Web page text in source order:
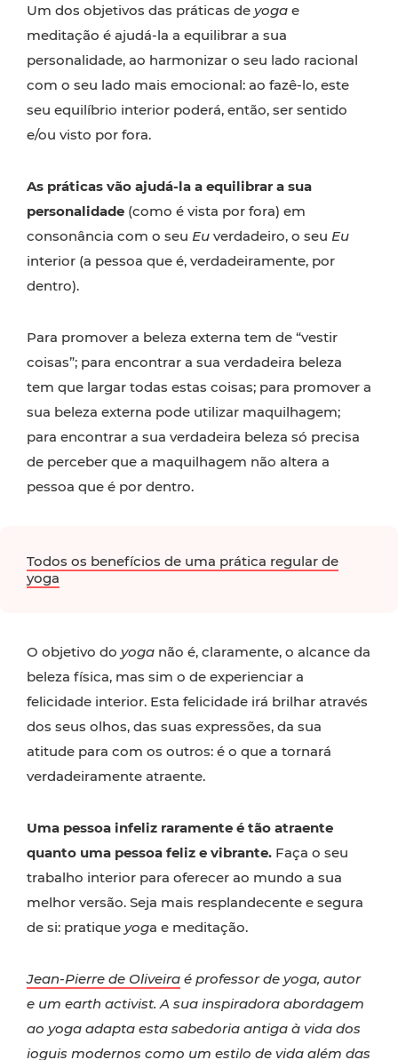
Um dos objetivos das práticas de yoga e
meditação é ajudá-la a equilibrar a sua
personalidade, ao harmonizar o seu lado racional
com o seu lado mais emocional: ao fazê-lo, este
seu equilíbrio interior poderá, então, ser sentido
e/ou visto por fora.
As práticas vão ajudá-la a equilibrar a sua
personalidade (como é vista por fora) em
consonância com o seu Eu verdadeiro, o seu Eu
interior (a pessoa que é, verdadeiramente, por
dentro).
Para promover a beleza externa tem de “vestir
coisas”; para encontrar a sua verdadeira beleza
tem que largar todas estas coisas; para promover a
sua beleza externa pode utilizar maquilhagem;
para encontrar a sua verdadeira beleza só precisa
de perceber que a maquilhagem não altera a
pessoa que é por dentro.
Todos os benefícios de uma prática regular de
yoga
O objetivo do yoga não é, claramente, o alcance da
beleza física, mas sim o de experienciar a
felicidade interior. Esta felicidade irá brilhar através
dos seus olhos, das suas expressões, da sua
atitude para com os outros: é o que a tornará
verdadeiramente atraente.
Uma pessoa infeliz raramente é tão atraente
quanto uma pessoa feliz e vibrante. Faça o seu
trabalho interior para oferecer ao mundo a sua
melhor versão. Seja mais resplandecente e segura
de si: pratique yoga e meditação.
Jean-Pierre de Oliveira é professor de yoga, autor
e um earth activist. A sua inspiradora abordagem
ao yoga adapta esta sabedoria antiga à vida dos
ioguis modernos como um estilo de vida além das